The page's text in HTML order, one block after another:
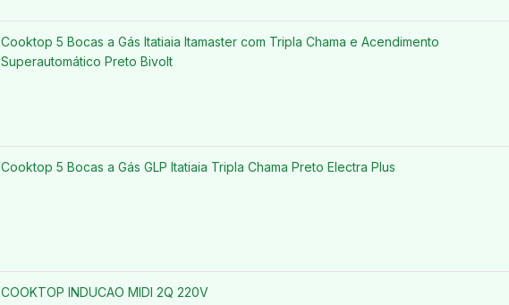
Cooktop 5 Bocas a Gás Itatiaia Itamaster com Tripla Chama e Acendimento
Superautomático Preto Bivolt
Cooktop 5 Bocas a Gás GLP Itatiaia Tripla Chama Preto Electra Plus
COOKTOP INDUCAO MIDI 2Q 220V